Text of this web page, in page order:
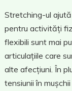
Stretching-ul
pentru activități
flexibili sunt mai
articulațiile care
alte afecțiuni. În
tensiunii în